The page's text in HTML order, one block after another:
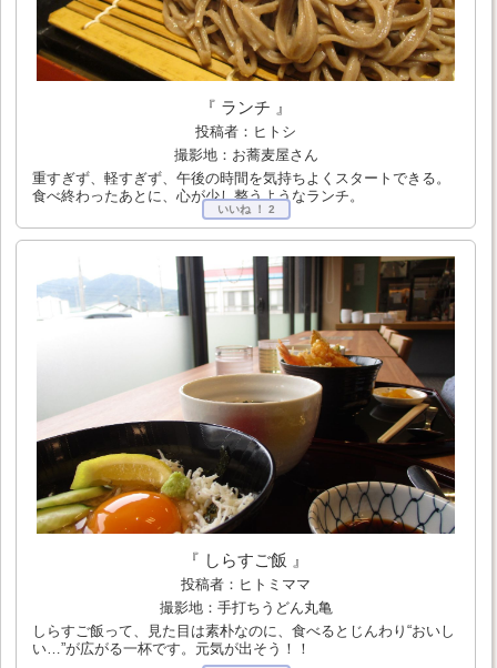
『 ランチ 』
投稿者：ヒトシ
撮影地：お蕎麦屋さん
重すぎず、軽すぎず、午後の時間を気持ちよくスタートできる。
食べ終わったあとに、心が少し整うようなランチ。
いいね ！ 2
『 しらすご飯 』
投稿者：ヒトミママ
撮影地：手打ちうどん丸亀
しらすご飯って、見た目は素朴なのに、食べるとじんわり“おいし
い…”が広がる一杯です。元気が出そう！！